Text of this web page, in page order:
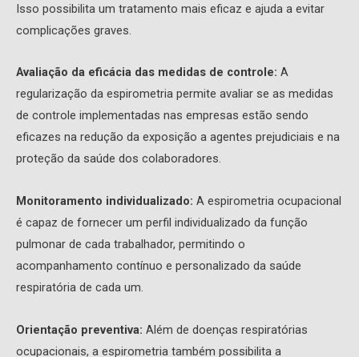
Isso possibilita um tratamento mais eficaz e ajuda a evitar
complicações graves.
Avaliação da eficácia das medidas de controle: A
regularização da espirometria permite avaliar se as medidas
de controle implementadas nas empresas estão sendo
eficazes na redução da exposição a agentes prejudiciais e na
proteção da saúde dos colaboradores.
Monitoramento individualizado: A espirometria ocupacional
é capaz de fornecer um perfil individualizado da função
pulmonar de cada trabalhador, permitindo o
acompanhamento contínuo e personalizado da saúde
respiratória de cada um.
Orientação preventiva: Além de doenças respiratórias
ocupacionais, a espirometria também possibilita a